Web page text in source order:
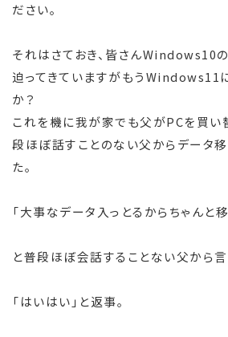
ださい。
それはさておき、皆さんWindows10
迫ってきていますがもうWindows11
か？
これを機に我が家でも父がPCを買い
段ほぼ話すことのない父からデータ
た。
「大事なデータ入っとるからちゃんと移
と普段ほぼ会話することない父から言
「はいはい」と返事。